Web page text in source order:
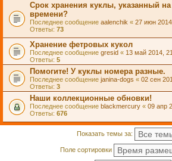
Срок хранения куклы, указанный
времени?
Последнее сообщение aalenchik « 27 июн
Ответы: 73
Хранение фетровых кукол
Последнее сообщение gresid « 13 май 2014,
Ответы: 5
Помогите! У куклы номера разные.
Последнее сообщение janina-dogs « 02 сен
Ответы: 3
Наши коллекционные обновки!
Последнее сообщение blackmercury « 09 апр
Ответы: 676
Показать темы за:
Поле сортировки